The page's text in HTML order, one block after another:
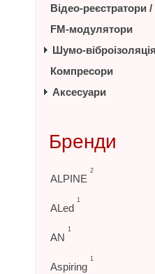
Відео-реєстратори
FM-модулятори
Шумо-віброізоляція
Компресори
Аксесуари
Бренди
ALPINE
2
ALed
1
AN
1
Aspiring
1